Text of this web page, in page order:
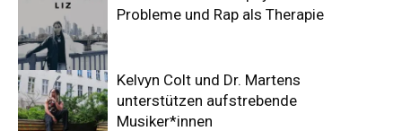
Probleme und Rap als Therapie
Kelvyn Colt und Dr. Martens
unterstützen aufstrebende
Musiker*innen